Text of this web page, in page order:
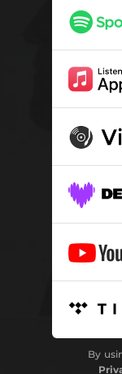
Det stör
En ny
Poppel
Hem till
By